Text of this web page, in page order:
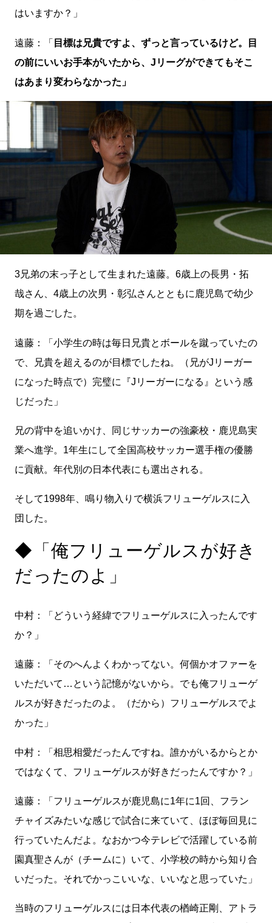
はいますか？」
遠藤：「目標は兄貴ですよ、ずっと言っているけど。目
の前にいいお手本がいたから、Jリーグができてもそこ
はあまり変わらなかった」
3兄弟の末っ子として生まれた遠藤。6歳上の長男・拓
哉さん、4歳上の次男・彰弘さんとともに鹿児島で幼少
期を過ごした。
遠藤：「小学生の時は毎日兄貴とボールを蹴っていたの
で、兄貴を超えるのが目標でしたね。（兄がJリーガー
になった時点で）完璧に『Jリーガーになる』という感
じだった」
兄の背中を追いかけ、同じサッカーの強豪校・鹿児島実
業へ進学。1年生にして全国高校サッカー選手権の優勝
に貢献。年代別の日本代表にも選出される。
そして1998年、鳴り物入りで横浜フリューゲルスに入
団した。
◆「俺フリューゲルスが好き
だったのよ」
中村：「どういう経緯でフリューゲルスに入ったんです
か？」
遠藤：「そのへんよくわかってない。何個かオファーを
いただいて…という記憶がないから。でも俺フリューゲ
ルスが好きだったのよ。（だから）フリューゲルスでよ
かった」
中村：「相思相愛だったんですね。誰かがいるからとか
ではなくて、フリューゲルスが好きだったんですか？」
遠藤：「フリューゲルスが鹿児島に1年に1回、フラン
チャイズみたいな感じで試合に来ていて、ほぼ毎回見に
行っていたんだよ。なおかつ今テレビで活躍している前
園真聖さんが（チームに）いて、小学校の時から知り合
いだった。それでかっこいいな、いいなと思っていた」
当時のフリューゲルスには日本代表の楢崎正剛、アトラ